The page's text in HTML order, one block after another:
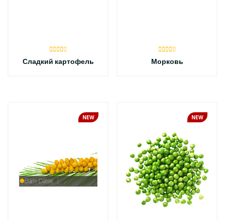
Сладкий картофель Морковь
NEW NEW